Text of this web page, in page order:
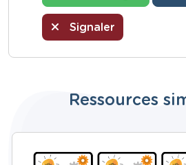
Signaler
Ressources